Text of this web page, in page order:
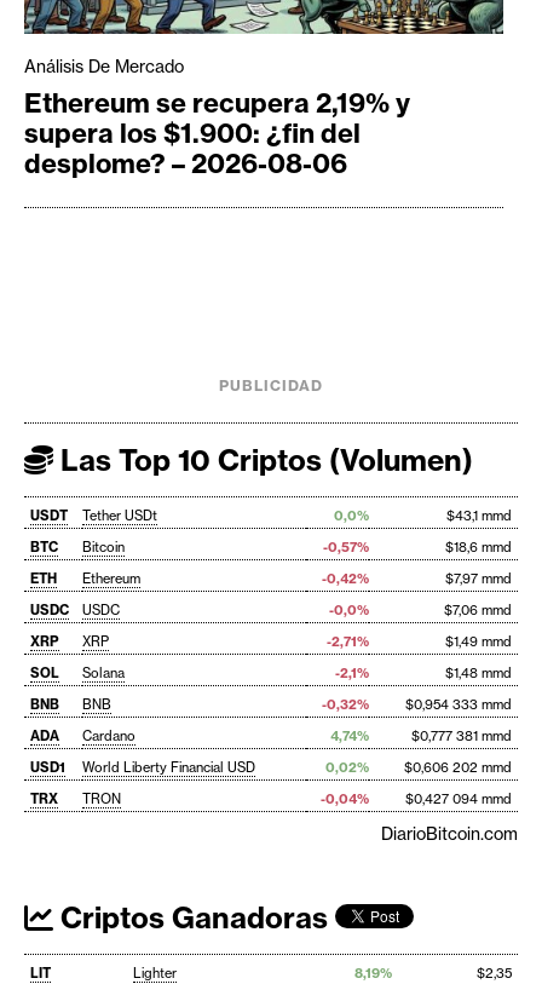
Análisis De Mercado
Ethereum se recupera 2,19% y
supera los $1.900: ¿fin del
desplome? – 2026-08-06
PUBLICIDAD
Las Top 10 Criptos (Volumen)
USDT Tether USDt 0,0%
$43,1 mmd
BTC
Bitcoin -0,57%
$18,6 mmd
ETH
Ethereum -0,42%
$7,97 mmd
USDC
USDC -0,0%
$7,06 mmd
XRP
XRP -2,71%
$1,49 mmd
SOL
Solana -2,1%
$1,48 mmd
BNB
BNB -0,32%
$0,954 333 mmd
ADA
Cardano 4,74%
$0,777 381 mmd
USD1
World Liberty Financial USD 0,02%
$0,606 202 mmd
TRX
TRON -0,04% $0,427 094 mmd
DiarioBitcoin.com
Criptos Ganadoras
LIT Lighter 8,19%
$2,35